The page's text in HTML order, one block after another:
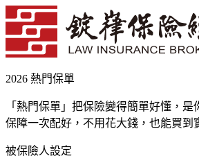
2026 熱門保單
「熱門保單」把保險變得簡單好懂，是
保障一次配好，不用花大錢，也能買到
被保險人設定